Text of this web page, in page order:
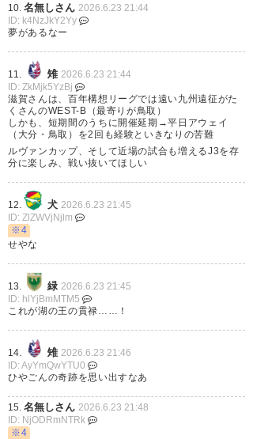
10. 名無しさん 2026.6.23 21:44
ID: k4NzJkY2Yy
夢があるなー
11. 雉 2026.6.23 21:44
ID: ZkMjk5YzBj
滋賀さんは、百年構想リーグでは遠い九州遠征がた
くさんのWEST-B（最寄りが鳥取）
しかも、短期間のうちに開催延期→平日アウェイ
（大分・鳥取）を2回も経験といきなりの苦難
ルヴァンカップ、そして近場の試合も増えるJ3を存
分に楽しみ、戦い抜いてほしい
12. 犬 2026.6.23 21:45
ID: ZlZWVjNjlm
※4
せやな
13. 緑 2026.6.23 21:45
ID: hlYjBmMTM5
これが湖の王の貫禄……！
14. 雉 2026.6.23 21:46
ID: AyYmQwYTU0
ひやごんの奇跡を思い出すなあ
15. 名無しさん 2026.6.23 21:48
ID: NjODRmNTRk
※4